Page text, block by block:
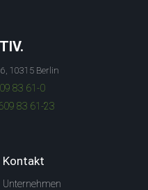
10315 Berlin
83 61-0
83 61-23
Kontakt
Unternehmen